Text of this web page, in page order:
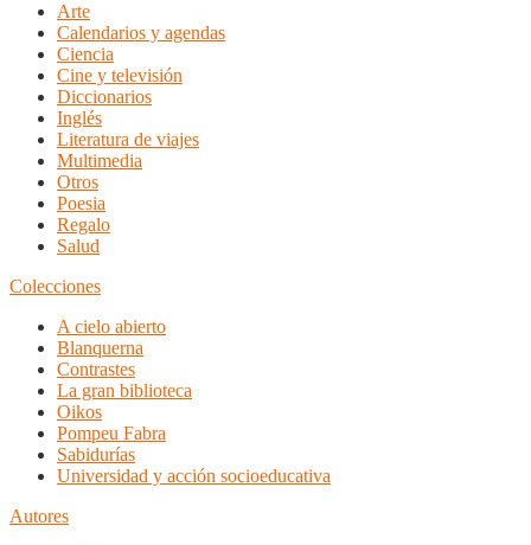
Arte
Calendarios y agendas
Ciencia
Cine y televisión
Diccionarios
Inglés
Literatura de viajes
Multimedia
Otros
Poesia
Regalo
Salud
Colecciones
A cielo abierto
Blanquerna
Contrastes
La gran biblioteca
Oikos
Pompeu Fabra
Sabidurías
Universidad y acción socioeducativa
Autores